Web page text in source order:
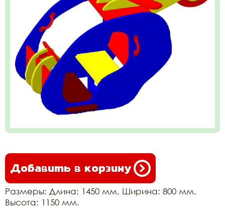
Добавить в корзину
Размеры: Длина: 1450 мм. Ширина: 800 мм.
Высота: 1150 мм.